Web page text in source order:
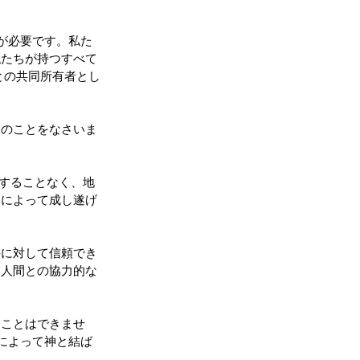
必要です。私た
ちが持つすべて
共同所有者とし
ことをなさいま
ることなく、地
よって成し遂げ
対して信頼でき
間との協力的な
とはできませ
よって神と結ば